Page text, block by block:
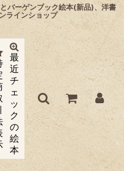
バーゲンブック絵本(新品)、洋書
ラインショップ
最
近
チ
ェ
ッ
ク
の
絵
本